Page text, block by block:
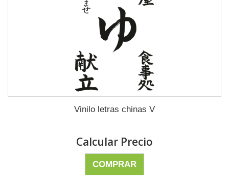
Vinilo letras chinas V
Calcular Precio
COMPRAR